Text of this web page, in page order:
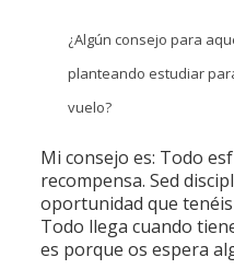
¿Algún consejo para
planteando estudiar
vuelo?
Mi consejo es: Todo
recompensa. Sed
oportunidad que
Todo llega cuando
es porque os espera